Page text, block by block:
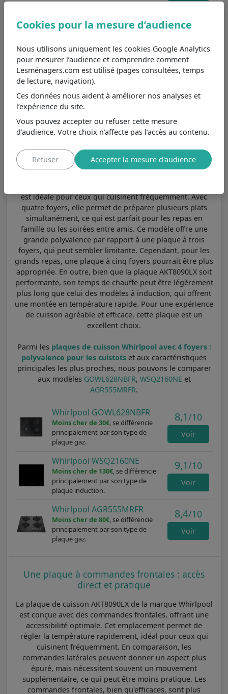
Moins cher de 176€, se différencie
emplacement des commandes
latérale et son type de commandes
à manettes.
8,1/10
Voir
Whirlpool AKM903NE
Moins cher de 51€, se différencie
principalement par son
emplacement des commandes
latérale et son type de commandes
à manettes.
6,2/10
4 foyers : polyvalence pour les cuistots
est idéale pour ceux qui cuisinent fréquemment. Avec
quatre foyers, elle permet de préparer plusieurs plats
simultanément, ce qui est parfait pour les repas en
famille ou les soirées entre amis. Ce modèle offre une
grande polyvalence par rapport à une plaque à trois
foyers, qui peut sembler limitante. Cependant, pour les
grands repas, une plaque à cinq foyers pourrait être plus
appropriée. En outre, bien que la plaque AKT8090LX soit
performante, son temps de chauffe peut être légèrement
plus long que celui des modèles à induction, qui offrent
une montée en température rapide. Pour une expérience
de cuisson agréable et efficace, cette plaque est un
excellent choix.
Parmi les plaques de cuisson Whirlpool avec 4 foyers :
polyvalence pour les cuistots et aux caractéristiques
principales les plus proches, nous pouvons le comparer
aux modèles GOWL628NBFR, WSQ2160NE et
AGR555MRFR.
Whirlpool GOWL628NBFR
Moins cher de 30€, se différencie
principalement par son type de
plaque gaz.
8,1/10
Voir
Whirlpool WSQ2160NE
Moins cher de 130€, se différencie
principalement par son type de
plaque induction.
9,1/10
Voir
Whirlpool AGR555MRFR
Moins cher de 80€, se différencie
principalement par son type de
plaque gaz.
8,4/10
Voir
Une plaque à commandes frontales : accès
direct et pratique
La plaque de cuisson AKT8090LX de la marque Whirlpool
est conçue avec des commandes frontales, offrant une
accessibilité optimale. Cet emplacement permet de
régler la température rapidement, idéal pour ceux qui
cuisinent fréquemment. En comparaison, les
commandes latérales peuvent donner un aspect plus
épuré, mais nécessitent souvent un mouvement
supplémentaire, ce qui peut être moins pratique. Les
commandes frontales, bien qu'efficaces, sont plus
Cookies pour la mesure d’audience
Nous utilisons uniquement les cookies Google Analytics
pour mesurer l’audience et comprendre comment
Lesménagers.com est utilisé (pages consultées, temps
de lecture, navigation).
Ces données nous aident à améliorer nos analyses et
l’expérience du site.
Vous pouvez accepter ou refuser cette mesure
d’audience. Votre choix n’affecte pas l’accès au contenu.
Refuser Accepter la mesure d'audience